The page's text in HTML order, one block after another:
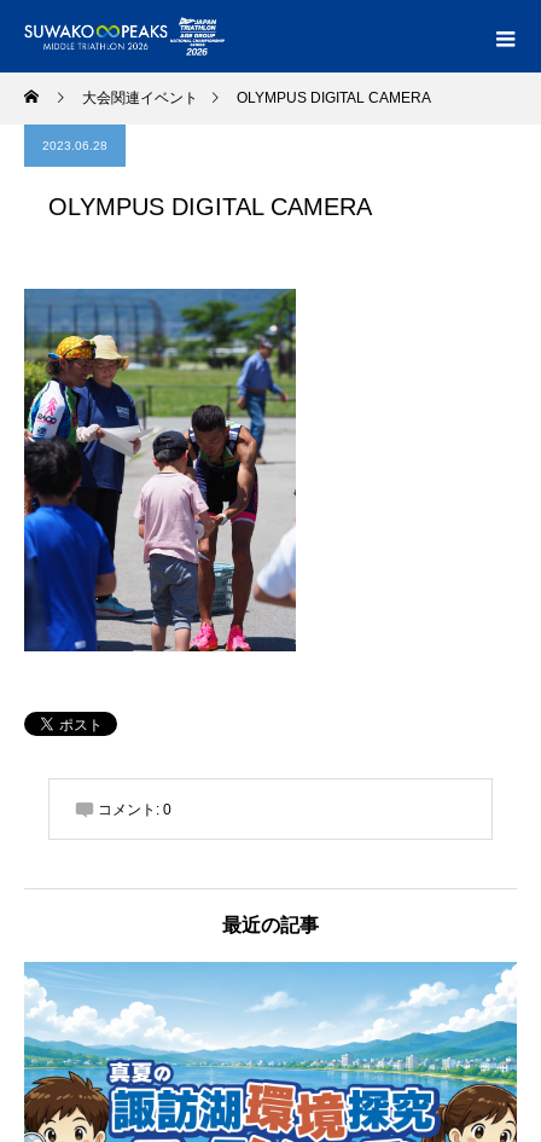
大会関連イベント OLYMPUS DIGITAL CAMERA
2023.06.28
OLYMPUS DIGITAL CAMERA
コメント: 0
最近の記事